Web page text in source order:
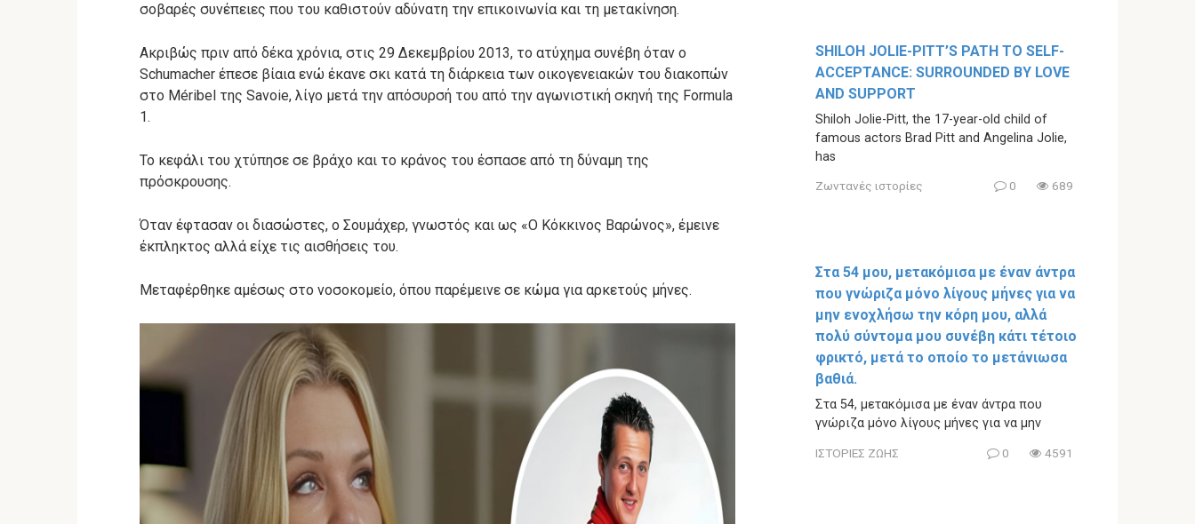
σοβαρές συνέπειες που του καθιστούν αδύνατη την επικοινωνία και τη μετακίνηση.
Ακριβώς πριν από δέκα χρόνια, στις 29 Δεκεμβρίου 2013, το ατύχημα συνέβη όταν ο
Schumacher έπεσε βίαια ενώ έκανε σκι κατά τη διάρκεια των οικογενειακών του διακοπών
στο Méribel της Savoie, λίγο μετά την απόσυρσή του από την αγωνιστική σκηνή της Formula
1.
Το κεφάλι του χτύπησε σε βράχο και το κράνος του έσπασε από τη δύναμη της
πρόσκρουσης.
Όταν έφτασαν οι διασώστες, ο Σουμάχερ, γνωστός και ως «Ο Κόκκινος Βαρώνος», έμεινε
έκπληκτος αλλά είχε τις αισθήσεις του.
Μεταφέρθηκε αμέσως στο νοσοκομείο, όπου παρέμεινε σε κώμα για αρκετούς μήνες.
SHILOH JOLIE-PITT’S PATH TO SELF-
ACCEPTANCE: SURROUNDED BY LOVE
AND SUPPORT
Shiloh Jolie-Pitt, the 17-year-old child of
famous actors Brad Pitt and Angelina Jolie,
has
Ζωντανές ιστορίες 0 689
Στα 54 μου, μετακόμισα με έναν άντρα
που γνώριζα μόνο λίγους μήνες για να
μην ενοχλήσω την κόρη μου, αλλά
πολύ σύντομα μου συνέβη κάτι τέτοιο
φρικτό, μετά το οποίο το μετάνιωσα
βαθιά.
Στα 54, μετακόμισα με έναν άντρα που
γνώριζα μόνο λίγους μήνες για να μην
ΙΣΤΟΡΙΕΣ ΖΩΗΣ 0 4591